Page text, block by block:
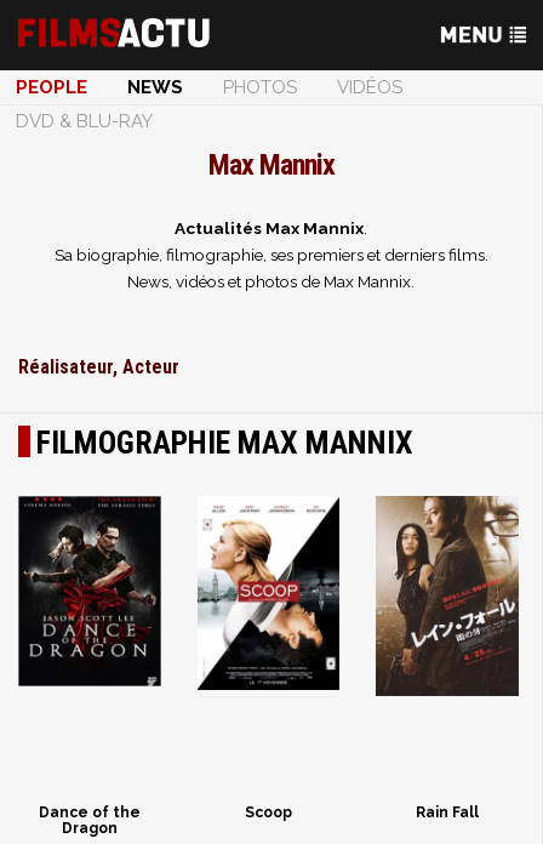
PEOPLE NEWS PHOTOS
VIDÉOS
DVD & BLU-RAY
Max Mannix
Actualités Max Mannix
Sa biographie, filmographie, ses premiers et derniers films.
News, vidéos et photos de Max Mannix.
Réalisateur, Acteur
FILMOGRAPHIE MAX MANNIX
Dance of the
Dragon
Scoop Rain Fall